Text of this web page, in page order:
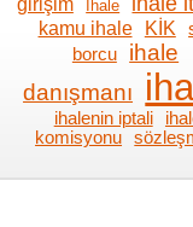
İhale
kamu ihale KİK
borcu
ihale
danışmanı
ihalenin iptali
komisyonu